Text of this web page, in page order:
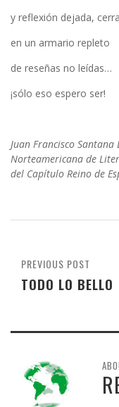
y reflexión dejada,
en un armario repleto
de reseñas no leídas…
¡sólo eso espero ser!
Juan Francisco
Norteamericana de
del Capítulo Reino de
PREVIOUS POST
TODO LO BELLO